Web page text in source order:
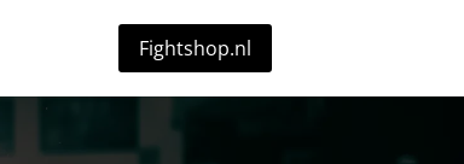
Fightshop.nl